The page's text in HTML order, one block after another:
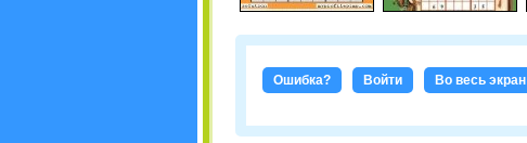
Ошибка? Войти Во весь экран